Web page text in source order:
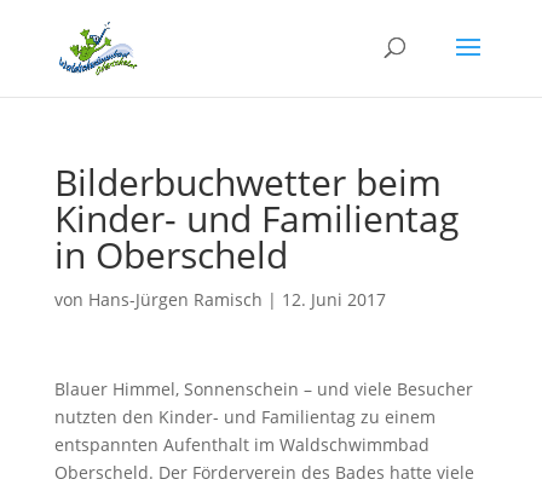
Bilderbuchwetter beim
Kinder- und Familientag
in Oberscheld
von Hans-Jürgen Ramisch | 12. Juni 2017
Blauer Himmel, Sonnenschein – und viele Besucher
nutzten den Kinder- und Familientag zu einem
entspannten Aufenthalt im Waldschwimmbad
Oberscheld. Der Förderverein des Bades hatte viele